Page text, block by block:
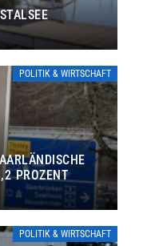
POLITIK & WIRTSCHAFT
PROZENT
POLITIK & WIRTSCHAFT